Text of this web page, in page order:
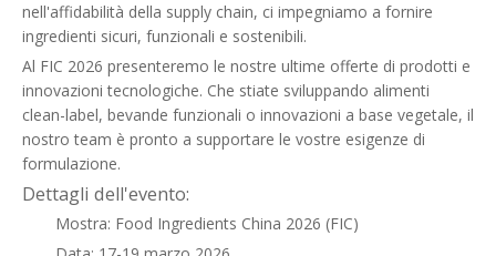
nell'affidabilità della supply chain, ci impegniamo a fornire
ingredienti sicuri, funzionali e sostenibili.
Al FIC 2026 presenteremo le nostre ultime offerte di prodotti e
innovazioni tecnologiche. Che stiate sviluppando alimenti
clean-label, bevande funzionali o innovazioni a base vegetale, il
nostro team è pronto a supportare le vostre esigenze di
formulazione.
Dettagli dell'evento:
Mostra: Food Ingredients China 2026 (FIC)